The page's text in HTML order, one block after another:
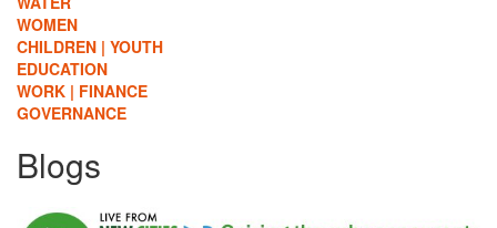
WOMEN
CHILDREN | YOUTH
EDUCATION
WORK | FINANCE
GOVERNANCE
Blogs